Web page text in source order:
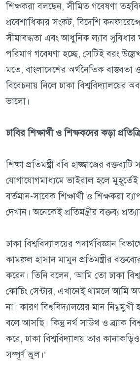
শিক্ষকরা বলছেন, সীমিত গবেষণা
প্রবেশাধিকার সংকট, বিদেশি
সীমাবদ্ধতা এবং আধুনিক ল্যাব সুবিধার
পরিমাণ গবেষণা হচ্ছে, সেটিই বরং
মতে, বাংলাদেশের অর্থনৈতিক বাস্তবতা
বিবেচনায় নিলে ঢাকা বিশ্ববিদ্যালয়ের
ভালো।
ঢাবির শিক্ষার্থী ও শিক্ষকদের কড়া
শিক্ষা প্রতিমন্ত্রী ববি হাজ্জাজের
যোগাযোগমাধ্যমে ভাইরাল হলে মুহূর্তেই
বর্তমান-সাবেক শিক্ষার্থী ও শিক্ষকরা
দেখান। অনেকেই প্রতিমন্ত্রীর বক্তব্য
ঢাকা বিশ্ববিদ্যালয়ের পদার্থবিজ্ঞান
কামরুল হাসান মামুন প্রতিমন্ত্রীর
করেন। তিনি বলেন, ‘আমি তো ঢাকা
কোচিং সেন্টার, এখানেই থামলে আমি
না। কারণ বিশ্ববিদ্যালয়ের মান
বলে আসছি। কিন্তু নর্থ সাউথ ও ব্র্যাক
করে, ঢাকা বিশ্ববিদ্যালয় তার
সম্পূর্ণ ভুল।’